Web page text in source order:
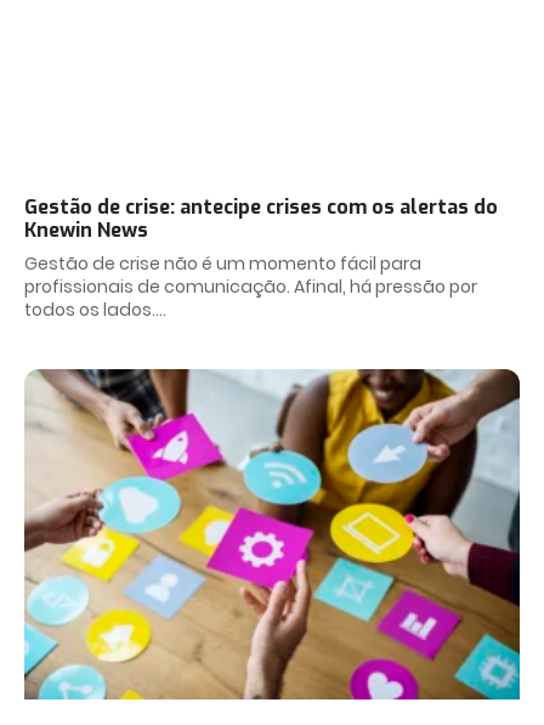
Gestão de crise: antecipe crises com os alertas do
Knewin News
Gestão de crise não é um momento fácil para
profissionais de comunicação. Afinal, há pressão por
todos os lados.